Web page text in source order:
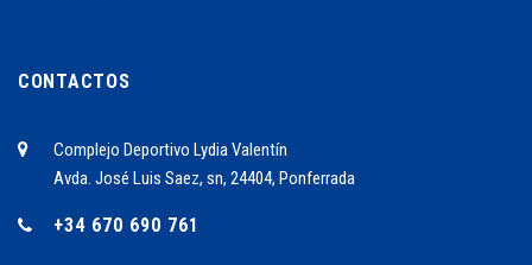
CONTACTOS
Complejo Deportivo Lydia Valentín
Avda. José Luis Saez, sn, 24404, Ponferrada
+34 670 690 761